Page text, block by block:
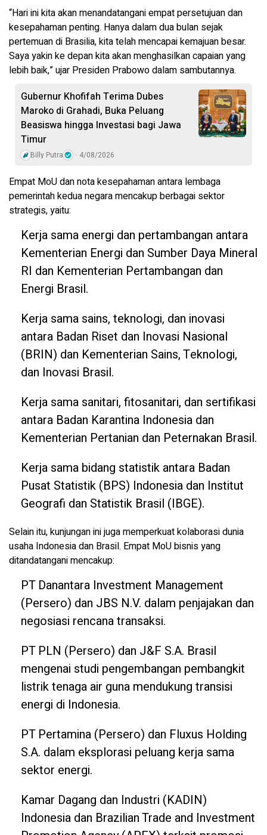
“Hari ini kita akan menandatangani empat persetujuan dan
kesepahaman penting. Hanya dalam dua bulan sejak
pertemuan di Brasilia, kita telah mencapai kemajuan besar.
Saya yakin ke depan kita akan menghasilkan capaian yang
lebih baik,” ujar Presiden Prabowo dalam sambutannya.
Gubernur Khofifah Terima Dubes
Maroko di Grahadi, Buka Peluang
Beasiswa hingga Investasi bagi Jawa
Timur
Billy Putra 4/08/2026
Empat MoU dan nota kesepahaman antara lembaga
pemerintah kedua negara mencakup berbagai sektor
strategis, yaitu:
Kerja sama energi dan pertambangan antara
Kementerian Energi dan Sumber Daya Mineral
RI dan Kementerian Pertambangan dan
Energi Brasil.
Kerja sama sains, teknologi, dan inovasi
antara Badan Riset dan Inovasi Nasional
(BRIN) dan Kementerian Sains, Teknologi,
dan Inovasi Brasil.
Kerja sama sanitari, fitosanitari, dan sertifikasi
antara Badan Karantina Indonesia dan
Kementerian Pertanian dan Peternakan Brasil.
Kerja sama bidang statistik antara Badan
Pusat Statistik (BPS) Indonesia dan Institut
Geografi dan Statistik Brasil (IBGE).
Selain itu, kunjungan ini juga memperkuat kolaborasi dunia
usaha Indonesia dan Brasil. Empat MoU bisnis yang
ditandatangani mencakup:
PT Danantara Investment Management
(Persero) dan JBS N.V. dalam penjajakan dan
negosiasi rencana transaksi.
PT PLN (Persero) dan J&F S.A. Brasil
mengenai studi pengembangan pembangkit
listrik tenaga air guna mendukung transisi
energi di Indonesia.
PT Pertamina (Persero) dan Fluxus Holding
S.A. dalam eksplorasi peluang kerja sama
sektor energi.
Kamar Dagang dan Industri (KADIN)
Indonesia dan Brazilian Trade and Investment